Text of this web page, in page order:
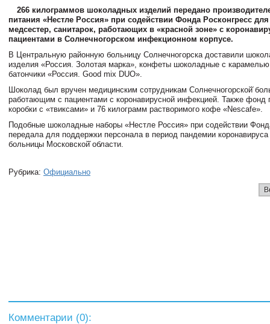
266 килограммов шоколадных изделий передано
питания «Нестле Россия» при содействии Фонда Росконгресс
медсестер, санитарок, работающих в «красной зоне» с
пациентами в Солнечногорском инфекционном корпусе.
В Центральную районную больницу Солнечногорска доставили
изделия «Россия. Золотая марка», конфеты шоколадные с
батончики «Россия. Good mix DUO».
Шоколад был вручен медицинским сотрудникам Солнечногорской̆
работающим с пациентами с коронавирусной инфекцией. Также фонд
коробки с «твиксами» и 76 килограмм растворимого кофе «Nescafe».
Подобные шоколадные наборы «Нестле Россия» при содействии
передала для поддержки персонала в период пандемии коронавируса
больницы Московской̆ области.
Рубрика: Официально
Комментарии (0):